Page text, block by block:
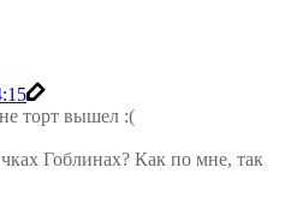
торт вышел :(
Гоблинах? Как по мне, так